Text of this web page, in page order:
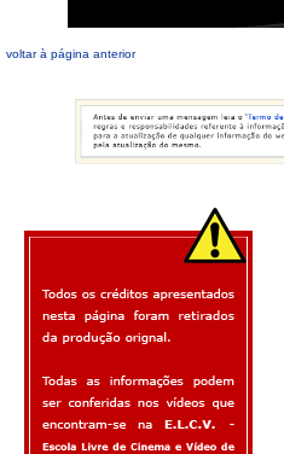
voltar à página anterior